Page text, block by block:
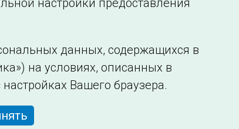
Сведения об образовательной организации
настройки предоставления
данных, содержащихся в
на условиях, описанных в
Вашего браузера.